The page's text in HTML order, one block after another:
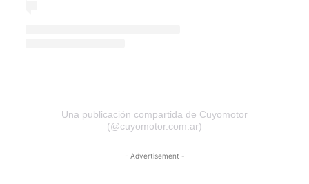
Una publicación compartida de Cuyomotor
(@cuyomotor.com.ar)
- Advertisement -